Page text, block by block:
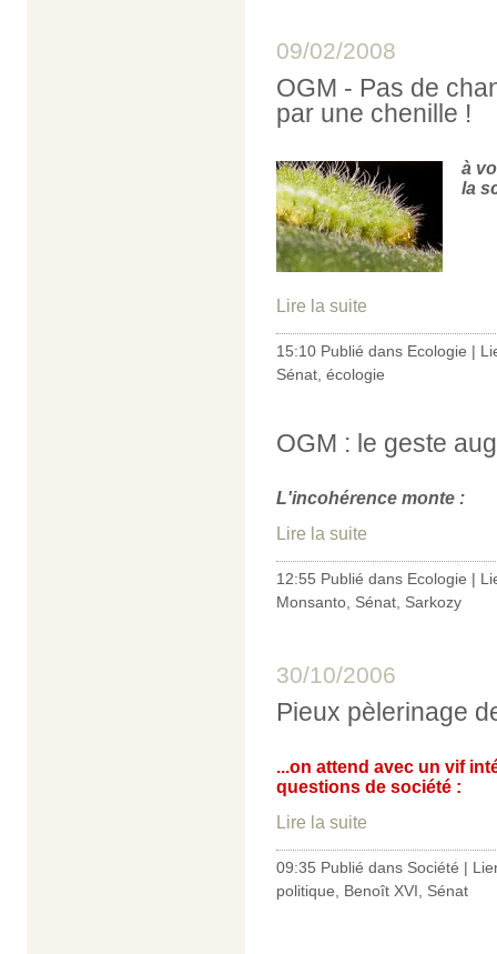
09/02/2008
OGM - Pas de
par une chenille !
à
la
Lire la suite
15:10 Publié dans Ecologie |
Sénat, écologie
OGM : le geste
L'incohérence monte :
Lire la suite
12:55 Publié dans Ecologie |
Monsanto, Sénat, Sarkozy
30/10/2006
Pieux pèlerinage
...on attend avec un vif
questions de société :
Lire la suite
09:35 Publié dans Société |
politique, Benoît XVI, Sénat